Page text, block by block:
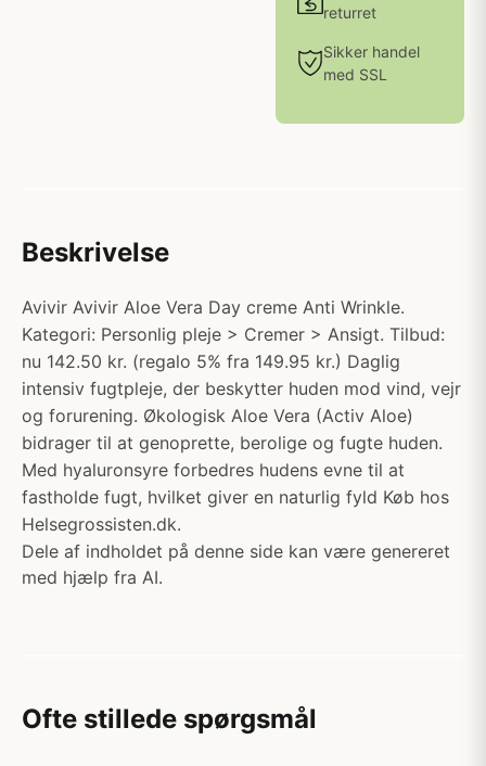
returret
Sikker handel
med SSL
Beskrivelse
Avivir Avivir Aloe Vera Day creme Anti Wrinkle.
Kategori: Personlig pleje > Cremer > Ansigt. Tilbud:
nu 142.50 kr. (regalo 5% fra 149.95 kr.) Daglig
intensiv fugtpleje, der beskytter huden mod vind, vejr
og forurening. Økologisk Aloe Vera (Activ Aloe)
bidrager til at genoprette, berolige og fugte huden.
Med hyaluronsyre forbedres hudens evne til at
fastholde fugt, hvilket giver en naturlig fyld Køb hos
Helsegrossisten.dk.
Dele af indholdet på denne side kan være genereret
med hjælp fra AI.
Ofte stillede spørgsmål